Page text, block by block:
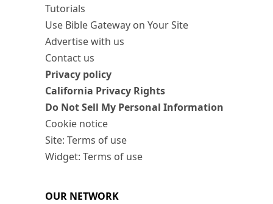
Tutorials
Use Bible Gateway on Your Site
Advertise with us
Contact us
Privacy policy
California Privacy Rights
Do Not Sell My Personal Information
Cookie notice
Site: Terms of use
Widget: Terms of use
OUR NETWORK